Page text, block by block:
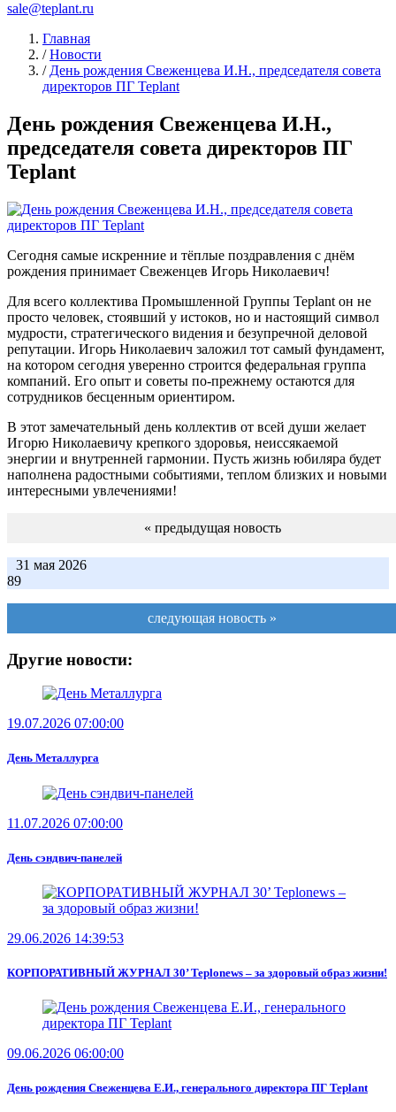
sale@teplant.ru
Главная
/ Новости
/ День рождения Свеженцева И.Н., председателя совета
директоров ПГ Teplant
День рождения Свеженцева И.Н.,
председателя совета директоров ПГ
Teplant
Сегодня самые искренние и тёплые поздравления с днём
рождения принимает Свеженцев Игорь Николаевич!
Для всего коллектива Промышленной Группы Teplant он не
просто человек, стоявший у истоков, но и настоящий символ
мудрости, стратегического видения и безупречной деловой
репутации. Игорь Николаевич заложил тот самый фундамент,
на котором сегодня уверенно строится федеральная группа
компаний. Его опыт и советы по-прежнему остаются для
сотрудников бесценным ориентиром.
В этот замечательный день коллектив от всей души желает
Игорю Николаевичу крепкого здоровья, неиссякаемой
энергии и внутренней гармонии. Пусть жизнь юбиляра будет
наполнена радостными событиями, теплом близких и новыми
интересными увлечениями!
« предыдущая новость
31 мая 2026
89
следующая новость »
Другие новости:
19.07.2026 07:00:00
День Металлурга
11.07.2026 07:00:00
День сэндвич-панелей
29.06.2026 14:39:53
КОРПОРАТИВНЫЙ ЖУРНАЛ 30’ Teplonews – за здоровый образ жизни!
09.06.2026 06:00:00
День рождения Свеженцева Е.И., генерального директора ПГ Teplant